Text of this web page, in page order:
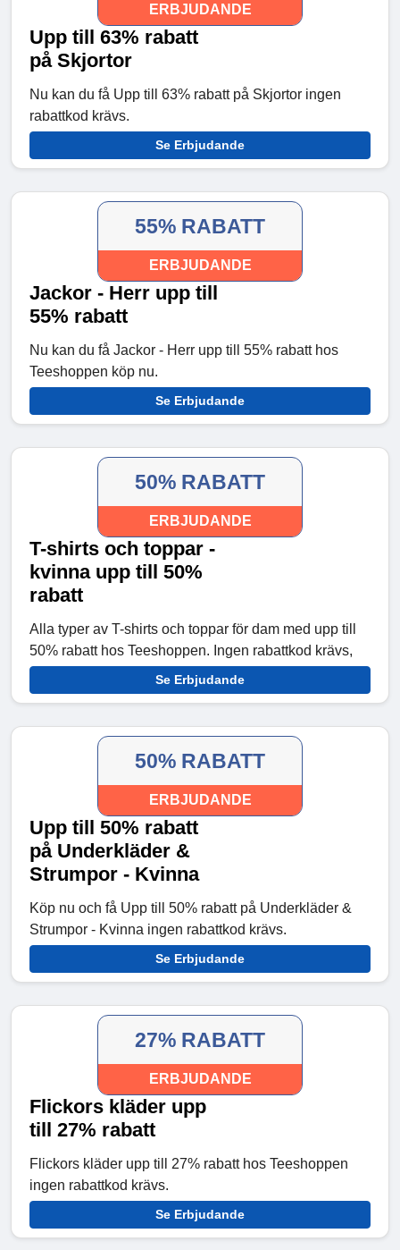
ERBJUDANDE
Upp till 63% rabatt
på Skjortor
Nu kan du få Upp till 63% rabatt på Skjortor ingen
rabattkod krävs.
Se Erbjudande
55% RABATT
ERBJUDANDE
Jackor - Herr upp till
55% rabatt
Nu kan du få Jackor - Herr upp till 55% rabatt hos
Teeshoppen köp nu.
Se Erbjudande
50% RABATT
ERBJUDANDE
T-shirts och toppar -
kvinna upp till 50%
rabatt
Alla typer av T-shirts och toppar för dam med upp till
50% rabatt hos Teeshoppen. Ingen rabattkod krävs,
Se Erbjudande
50% RABATT
ERBJUDANDE
Upp till 50% rabatt
på Underkläder &
Strumpor - Kvinna
Köp nu och få Upp till 50% rabatt på Underkläder &
Strumpor - Kvinna ingen rabattkod krävs.
Se Erbjudande
27% RABATT
ERBJUDANDE
Flickors kläder upp
till 27% rabatt
Flickors kläder upp till 27% rabatt hos Teeshoppen
ingen rabattkod krävs.
Se Erbjudande